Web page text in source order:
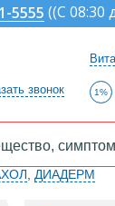
5555 ((С 08:30
звонок 1%
ДИАДЕРМ